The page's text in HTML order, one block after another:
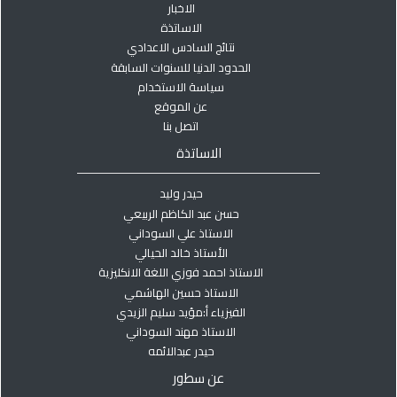
الاخبار
الاساتذة
نتائج السادس الاعدادي
الحدود الدنيا للسنوات السابقة
سياسة الاستخدام
عن الموقع
اتصل بنا
الاساتذة
حيدر وليد
حسن عبد الكاظم الربيعي
الاستاذ علي السوداني
الأستاذ خالد الحيالي
الاستاذ احمد فوزي اللغة الانكليزية
الاستاذ حسين الهاشمي
الفيزياء أ:مؤيد سليم الزيدي
الاستاذ مهند السوداني
حيدر عبدالائمه
عن سطور